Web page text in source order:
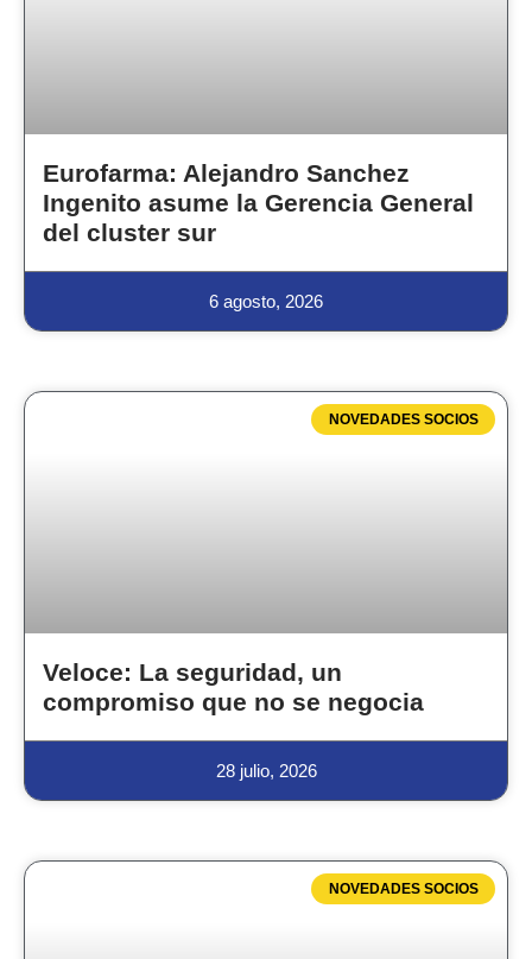
Eurofarma: Alejandro Sanchez
Ingenito asume la Gerencia General
del cluster sur
6 agosto, 2026
NOVEDADES SOCIOS
Veloce: La seguridad, un
compromiso que no se negocia
28 julio, 2026
NOVEDADES SOCIOS